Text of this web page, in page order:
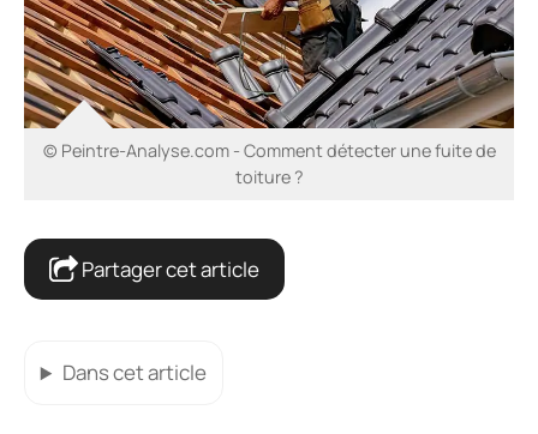
© Peintre-Analyse.com - Comment détecter une fuite de
toiture ?
Partager cet article
Dans cet article